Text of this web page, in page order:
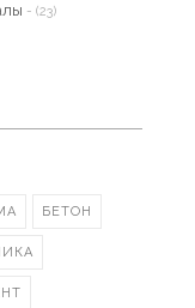
- (23)
БЕТОН